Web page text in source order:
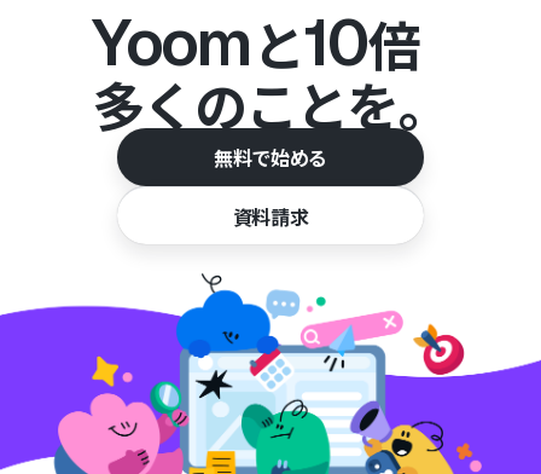
Yoomと10倍
多くのことを。
無料で始める
資料請求